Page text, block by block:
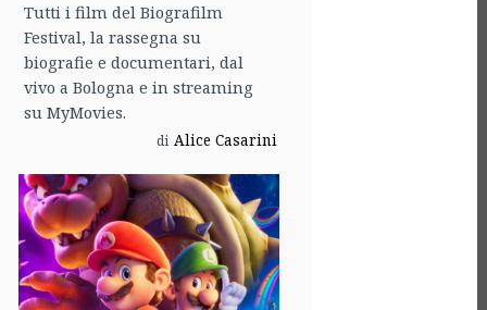
Tutti i film del Biografilm
Festival, la rassegna su
biografie e documentari, dal
vivo a Bologna e in streaming
su MyMovies.
di Alice Casarini